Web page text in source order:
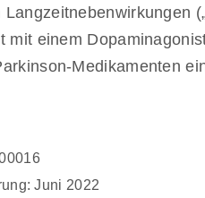
Langzeitnebenwirkungen
mit einem
Medikamenten
Juni 2022